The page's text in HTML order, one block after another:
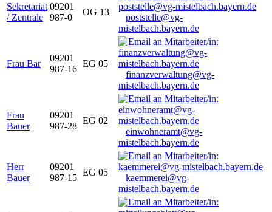
Sekretariat
/ Zentrale
09201
987-0
OG 13
poststelle@vg-
mistelbach.bayern.de
Frau Bär
09201
987-16
EG 05
finanzverwaltung@vg-
mistelbach.bayern.de
Frau
Bauer
09201
987-28
EG 02
einwohneramt@vg-
mistelbach.bayern.de
Herr
Bauer
09201
987-15
EG 05
kaemmerei@vg-
mistelbach.bayern.de